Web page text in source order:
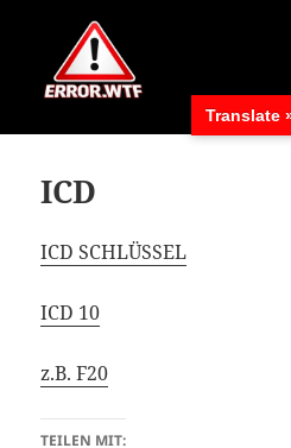
ICD
ICD SCHLÜSSEL
ICD 10
z.B. F20
TEILEN MIT:
Translate